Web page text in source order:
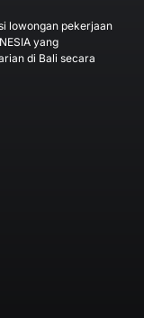
lowongan pekerjaan
yang
di Bali secara